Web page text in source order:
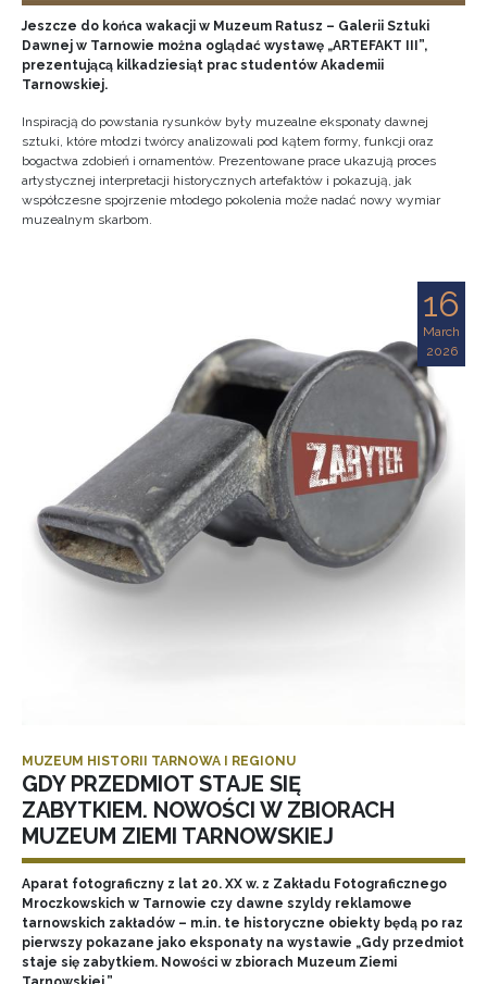
Jeszcze do końca wakacji w Muzeum Ratusz – Galerii Sztuki
Dawnej w Tarnowie można oglądać wystawę „ARTEFAKT III”,
prezentującą kilkadziesiąt prac studentów Akademii
Tarnowskiej.
Inspiracją do powstania rysunków były muzealne eksponaty dawnej
sztuki, które młodzi twórcy analizowali pod kątem formy, funkcji oraz
bogactwa zdobień i ornamentów. Prezentowane prace ukazują proces
artystycznej interpretacji historycznych artefaktów i pokazują, jak
współczesne spojrzenie młodego pokolenia może nadać nowy wymiar
muzealnym skarbom.
16
March
2026
MUZEUM HISTORII TARNOWA I REGIONU
GDY PRZEDMIOT STAJE SIĘ
ZABYTKIEM. NOWOŚCI W ZBIORACH
MUZEUM ZIEMI TARNOWSKIEJ
Aparat fotograficzny z lat 20. XX w. z Zakładu Fotograficznego
Mroczkowskich w Tarnowie czy dawne szyldy reklamowe
tarnowskich zakładów – m.in. te historyczne obiekty będą po raz
pierwszy pokazane jako eksponaty na wystawie „Gdy przedmiot
staje się zabytkiem. Nowości w zbiorach Muzeum Ziemi